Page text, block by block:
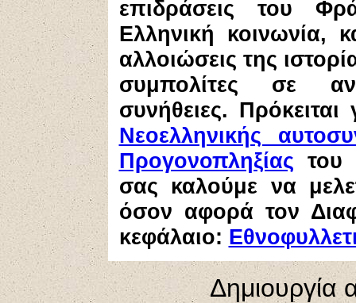
επιδράσεις του
Ελληνική κοινωνία,
αλλοιώσεις της
συμπολίτες σε
συνήθειες.
Νεοελληνικής
Προγονοπληξίας του
σας καλούμε να
όσον αφορά τον
κεφάλαιο:
Δημιουργία